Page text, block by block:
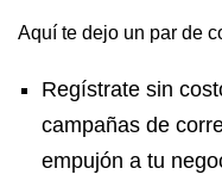
Aquí te dejo un par de
Regístrate sin
campañas de
empujón a tu